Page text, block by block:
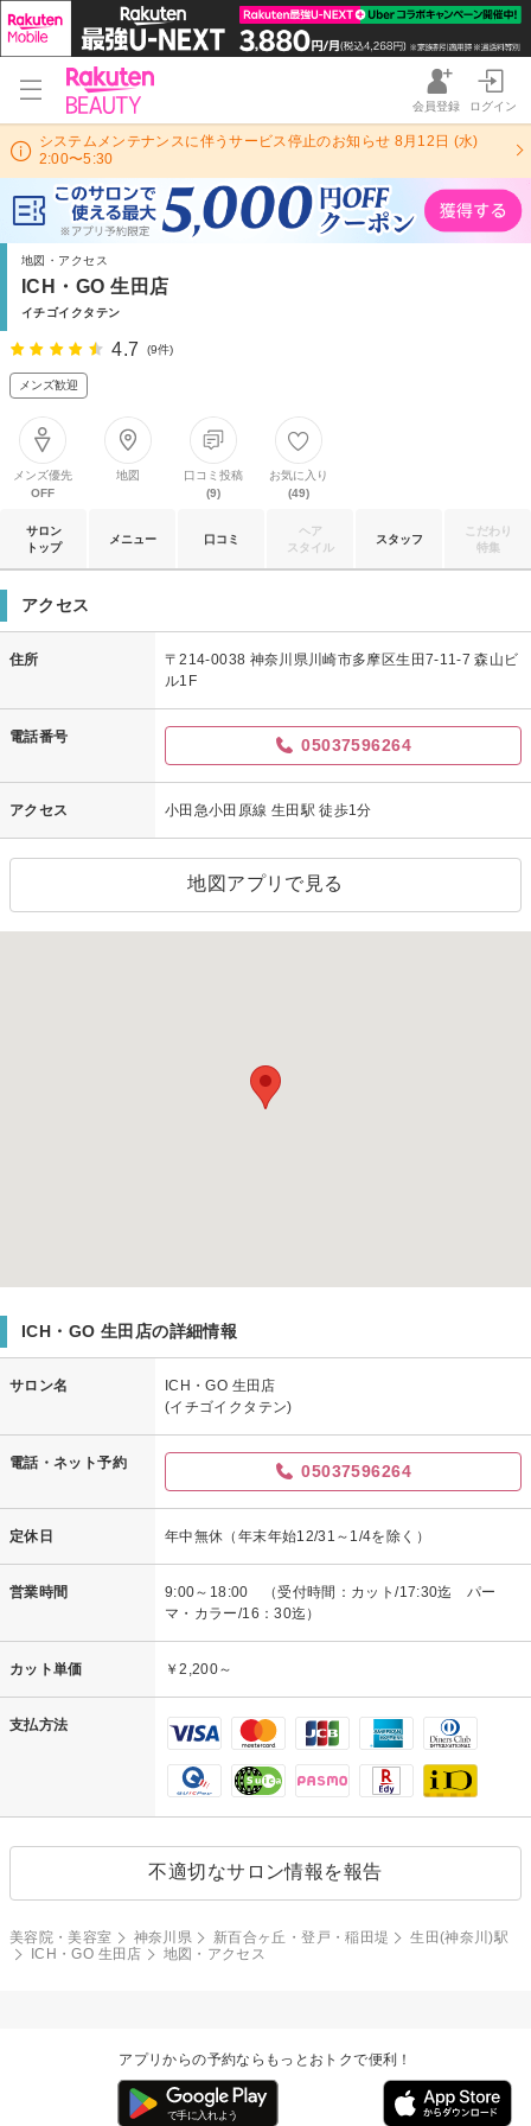
会員登録 ログイン
システムメンテナンスに伴うサービス停止のお知らせ 8月12日 (水)
2:00〜5:30
地図・アクセス
ICH・GO 生田店
イチゴイクタテン
4.7 (9件)
メンズ歓迎
メンズ優先
OFF
地図
口コミ投稿
(9)
お気に入り
(49)
サロン
トップ
メニュー 口コミ
ヘア
スタイル
スタッフ
こだわり
特集
アクセス
住所
〒214-0038 神奈川県川崎市多摩区生田7-11-7 森山ビ
ル1F
電話番号 05037596264
アクセス 小田急小田原線 生田駅 徒歩1分
地図アプリで見る
ICH・GO 生田店の詳細情報
サロン名
ICH・GO 生田店
(イチゴイクタテン)
電話・ネット予約 05037596264
定休日 年中無休（年末年始12/31～1/4を除く）
営業時間
9:00～18:00 （受付時間：カット/17:30迄 パー
マ・カラー/16：30迄）
カット単価 ￥2,200～
支払方法
不適切なサロン情報を報告
美容院・美容室 神奈川県 新百合ヶ丘・登戸・稲田堤
生田(神奈川)駅
ICH・GO 生田店
地図・アクセス
アプリからの予約ならもっとおトクで便利！